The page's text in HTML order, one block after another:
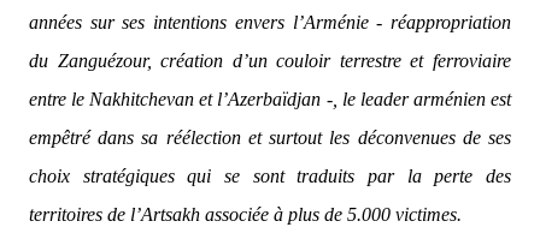
années sur ses intentions envers l’Arménie - réappropriation
du Zanguézour, création d’un couloir terrestre et ferroviaire
entre le Nakhitchevan et l’Azerbaïdjan -, le leader arménien est
empêtré dans sa réélection et surtout les déconvenues de ses
choix stratégiques qui se sont traduits par la perte des
territoires de l’Artsakh associée à plus de 5.000 victimes.